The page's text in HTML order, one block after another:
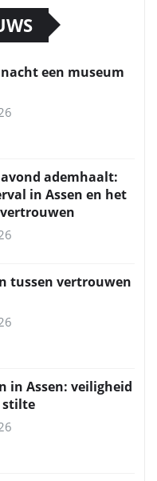
een museum
ademhaalt:
in Assen en het
tussen vertrouwen
in Assen: veiligheid
stilte